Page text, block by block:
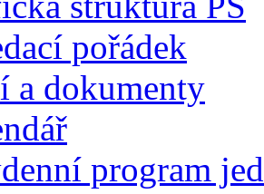
pořádek
a dokumenty
program